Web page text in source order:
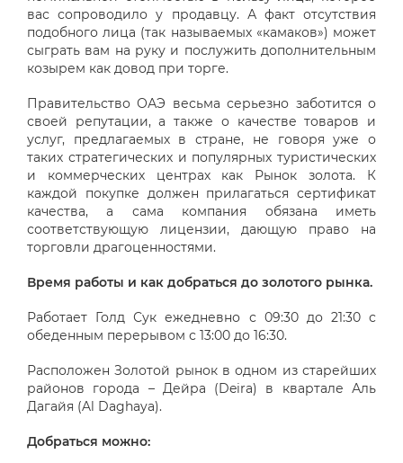
вас сопроводило у продавцу. А факт отсутствия
подобного лица (так называемых «камаков») может
сыграть вам на руку и послужить дополнительным
козырем как довод при торге.
Правительство ОАЭ весьма серьезно заботится о
своей репутации, а также о качестве товаров и
услуг, предлагаемых в стране, не говоря уже о
таких стратегических и популярных туристических
и коммерческих центрах как Рынок золота. К
каждой покупке должен прилагаться сертификат
качества, а сама компания обязана иметь
соответствующую лицензии, дающую право на
торговли драгоценностями.
Время работы и как добраться до золотого рынка.
Работает Голд Сук ежедневно с 09:30 до 21:30 с
обеденным перерывом с 13:00 до 16:30.
Расположен Золотой рынок в одном из старейших
районов города – Дейра (Deira) в квартале Аль
Дагайя (Al Daghaya).
Добраться можно: